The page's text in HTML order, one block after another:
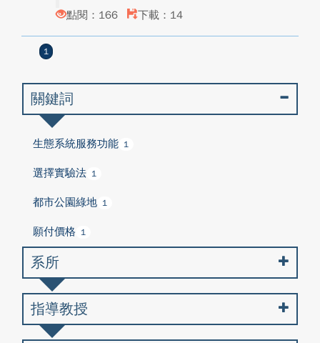
點閱：166
下載：14
1
關鍵詞
生態系統服務功能 1
選擇實驗法 1
都市公園綠地 1
願付價格 1
系所
指導教授